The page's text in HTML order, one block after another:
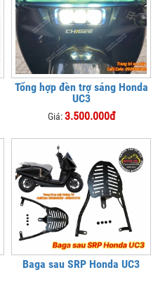
Tổng hợp đèn trợ sáng Honda
UC3
Giá:3.500.000đ
Baga sau SRP Honda UC3